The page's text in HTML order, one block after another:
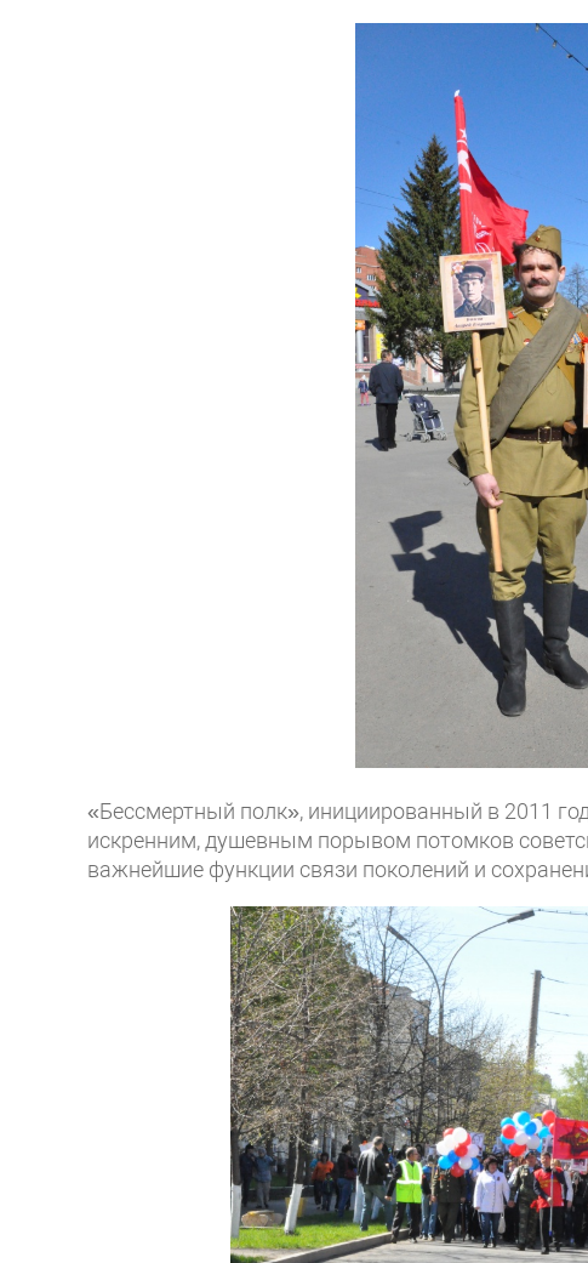
«Бессмертный полк», инициированный в 2011
искренним, душевным порывом потомков
важнейшие функции связи поколений и